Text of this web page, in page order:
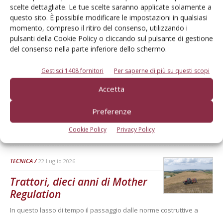
scelte dettagliate. Le tue scelte saranno applicate solamente a
questo sito. È possibile modificare le impostazioni in qualsiasi
momento, compreso il ritiro del consenso, utilizzando i
pulsanti della Cookie Policy o cliccando sul pulsante di gestione
del consenso nella parte inferiore dello schermo.
Gestisci 1408 fornitori Per saperne di più su questi scopi
Accetta
Preferenze
Cookie Policy Privacy Policy
Dalla stessa categoria
TECNICA
Merlo, restyling Turbofarmer e
non solo
Merlo ha aggiornato la sua gamma di telescopici TF e Roto, assieme
a un nuovo trattore multifunzione e a una versione full electric del
TECNICA 22 Luglio 2026
Trattori, dieci anni di Mother
Regulation
In questo lasso di tempo il passaggio dalle norme costruttive a